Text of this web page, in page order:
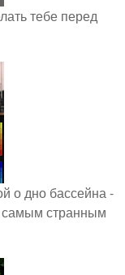
тебе перед
о дно бассейна -
самым странным